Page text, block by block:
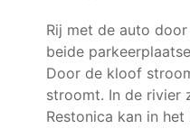
Rij met de auto
beide
Door de kloof
stroomt. In de rivier
Restonica kan in